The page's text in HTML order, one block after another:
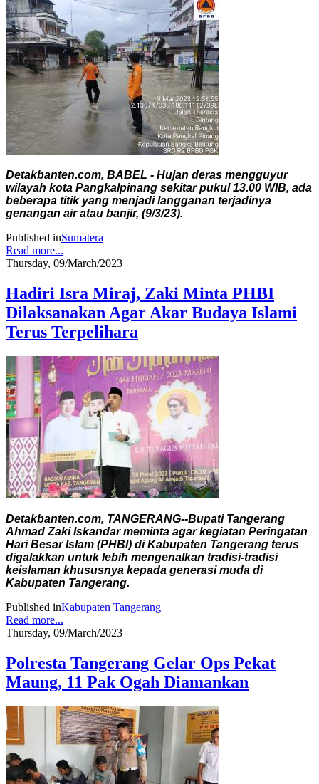
Detakbanten.com, BABEL - Hujan deras mengguyur
wilayah kota Pangkalpinang sekitar pukul 13.00 WIB, ada
beberapa titik yang menjadi langganan terjadinya
genangan air atau banjir, (9/3/23).
Published inSumatera
Read more...
Thursday, 09/March/2023
Hadiri Isra Miraj, Zaki Minta PHBI
Dilaksanakan Agar Akar Budaya Islami
Terus Terpelihara
Detakbanten.com, TANGERANG--Bupati Tangerang
Ahmad Zaki Iskandar meminta agar kegiatan Peringatan
Hari Besar Islam (PHBI) di Kabupaten Tangerang terus
digalakkan untuk lebih mengenalkan tradisi-tradisi
keislaman khususnya kepada generasi muda di
Kabupaten Tangerang.
Published inKabupaten Tangerang
Read more...
Thursday, 09/March/2023
Polresta Tangerang Gelar Ops Pekat
Maung, 11 Pak Ogah Diamankan